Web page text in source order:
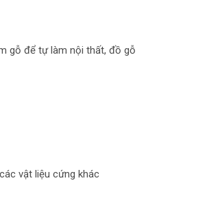
gỗ để tự làm nội thất, đồ gỗ
vật liệu cứng khác